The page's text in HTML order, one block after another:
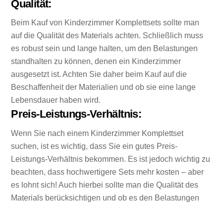
Qualität:
Beim Kauf von Kinderzimmer Komplettsets sollte man
auf die Qualität des Materials achten. Schließlich muss
es robust sein und lange halten, um den Belastungen
standhalten zu können, denen ein Kinderzimmer
ausgesetzt ist. Achten Sie daher beim Kauf auf die
Beschaffenheit der Materialien und ob sie eine lange
Lebensdauer haben wird.
Preis-Leistungs-Verhältnis:
Wenn Sie nach einem Kinderzimmer Komplettset
suchen, ist es wichtig, dass Sie ein gutes Preis-
Leistungs-Verhältnis bekommen. Es ist jedoch wichtig zu
beachten, dass hochwertigere Sets mehr kosten – aber
es lohnt sich! Auch hierbei sollte man die Qualität des
Materials berücksichtigen und ob es den Belastungen